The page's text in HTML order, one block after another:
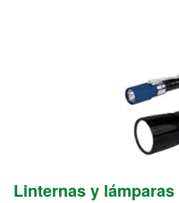
Linternas y lámparas